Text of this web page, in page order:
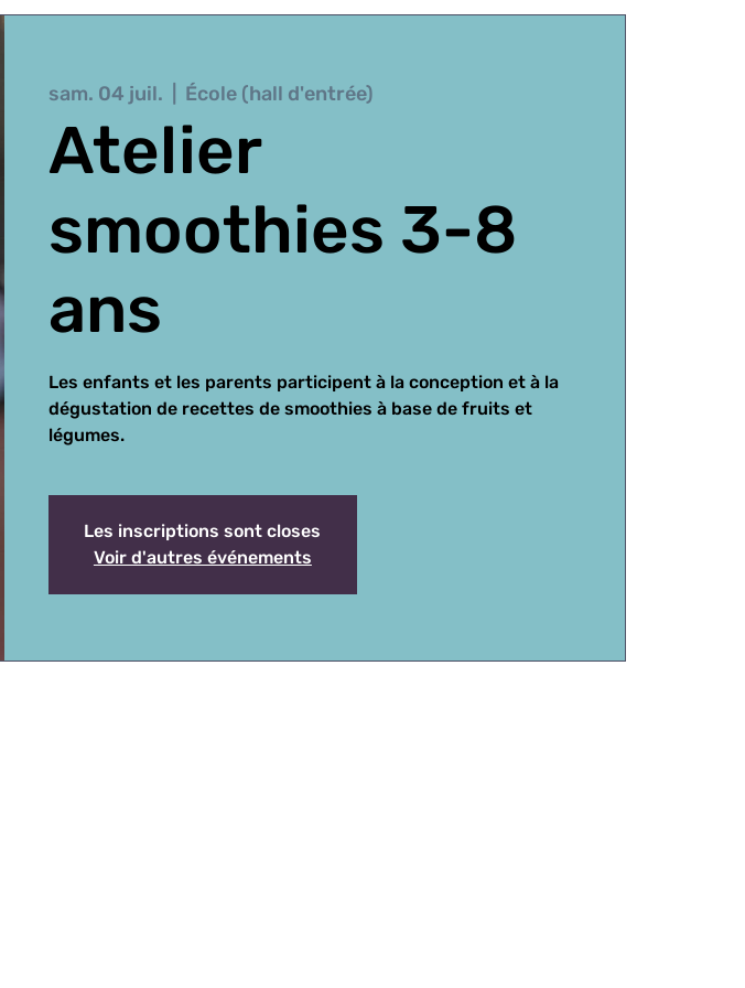
sam. 04 juil. École (hall d'entrée)
Atelier
smoothies 3-8
ans
Les enfants et les parents participent à la conception et à la
dégustation de recettes de smoothies à base de fruits et
légumes.
Les inscriptions sont closes
Voir d'autres événements